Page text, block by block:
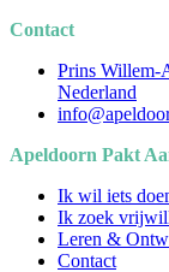
Contact
Prins Willem-
Nederland
Apeldoorn Pakt
Ik wil iets
Ik zoek
Leren &
Contact